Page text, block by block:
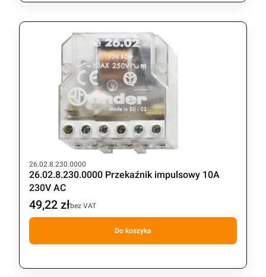
Kod produktu
26.02.8.230.0000
26.02.8.230.0000 Przekaźnik impulsowy 10A
230V AC
Cena
49,22 złbez VAT
Do koszyka